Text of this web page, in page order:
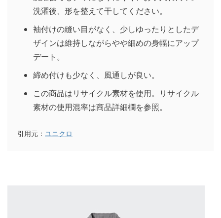
洗濯後、形を整えて干してください。
袖付けの縫い目がなく、少しゆったりとしたデ
ザインは維持しながらやや細めの身幅にアップ
デート。
締め付けも少なく、風通しが良い。
この商品はリサイクル素材を使用。リサイクル
素材の使用混率は商品詳細欄を参照。
引用元： ユニクロ